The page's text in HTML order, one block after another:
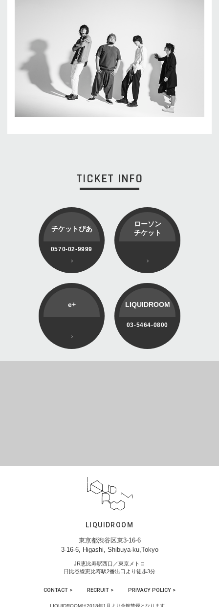
TICKET INFO
チケットぴあ
0570-02-9999
ローソン
チケット
e+ LIQUIDROOM
03-5464-0800
LIQUIDROOM
東京都渋谷区東3-16-6
3-16-6, Higashi, Shibuya-ku,Tokyo
JR恵比寿駅西口／東京メトロ
日比谷線恵比寿駅2番出口より徒歩3分
CONTACT > RECRUIT > PRIVACY POLICY >